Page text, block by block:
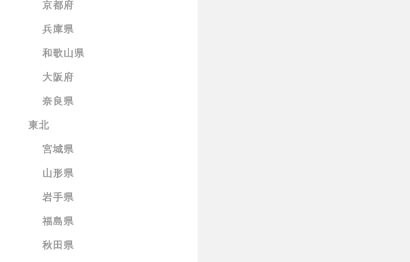
京都府
兵庫県
和歌山県
大阪府
奈良県
東北
宮城県
山形県
岩手県
福島県
秋田県